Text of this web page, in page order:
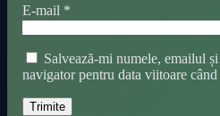
E-mail *
Salvează-mi numele, emailul
navigator pentru data viitoare când